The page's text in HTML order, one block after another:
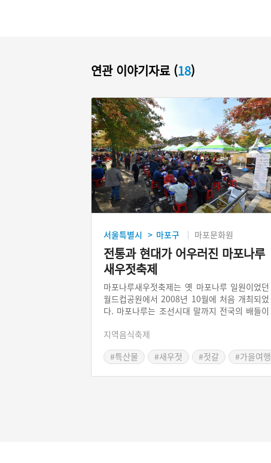
연관 이야기자료 (18)
서울특별시 > 마포구 마포문화원
전통과 현대가 어우러진 마포나루
새우젓축제
마포나루새우젓축제는 옛 마포나루 일원이었던
월드컵공원에서 2008년 10월에 처음 개최되었
다. 마포나루는 조선시대 말까지 전국의 배들이
국 산지에서 올라온 질좋은 새우젓을 판매해 김
어촌의 소득 증대에도 일조 했다. 난지연못에 황
지역음식축제
#특산물
#새우젓 #젓갈
#가을여행